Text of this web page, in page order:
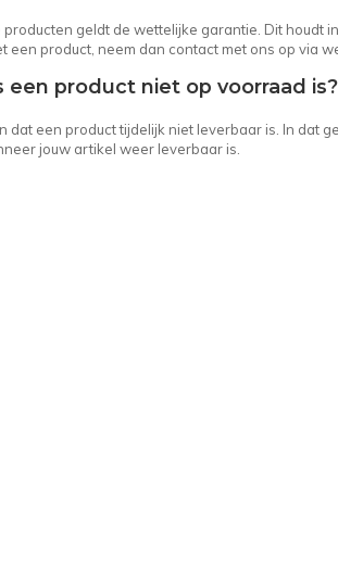
producten geldt de wettelijke garantie. Dit
een product, neem dan contact met ons op via
een product niet op voorraad is?
dat een product tijdelijk niet leverbaar is. In dat
jouw artikel weer leverbaar is.